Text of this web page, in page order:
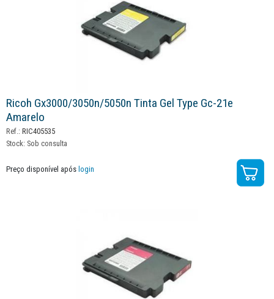
Ricoh Gx3000/3050n/5050n Tinta Gel Type Gc-21e
Amarelo
Ref.: RIC405535
Stock: Sob consulta
Preço disponível após login